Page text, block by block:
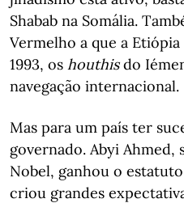
Shabab na Somália.
Vermelho a que a
1993, os houthisdo
navegação internacional.
Mas para um país ter
governado. Abyi
Nobel, ganhou o
criou grandes